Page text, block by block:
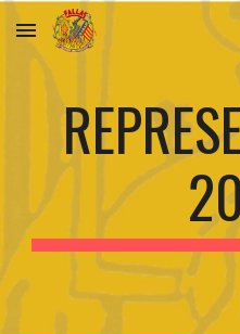
Skip to main content